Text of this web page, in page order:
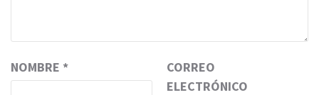
NOMBRE *
CORREO
ELECTRÓNICO